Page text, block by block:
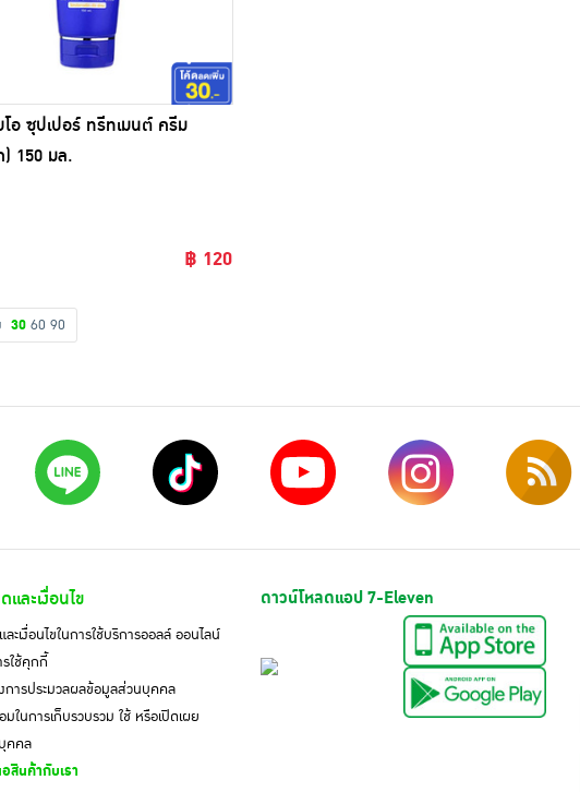
อ ซุปเปอร์ ทรีทเมนต์ ครีม
150 มล.
฿ 120
30 60 90
ละเงื่อนไข
ะเงื่อนไขในการใช้บริการออลล์ ออนไลน์
ใช้คุกกี้
การประมวลผลข้อมูลส่วนบุคคล
ในการเก็บรวบรวม ใช้ หรือเปิดเผย
คคล
สินค้ากับเรา
ดาวน์โหลดแอป 7-Eleven